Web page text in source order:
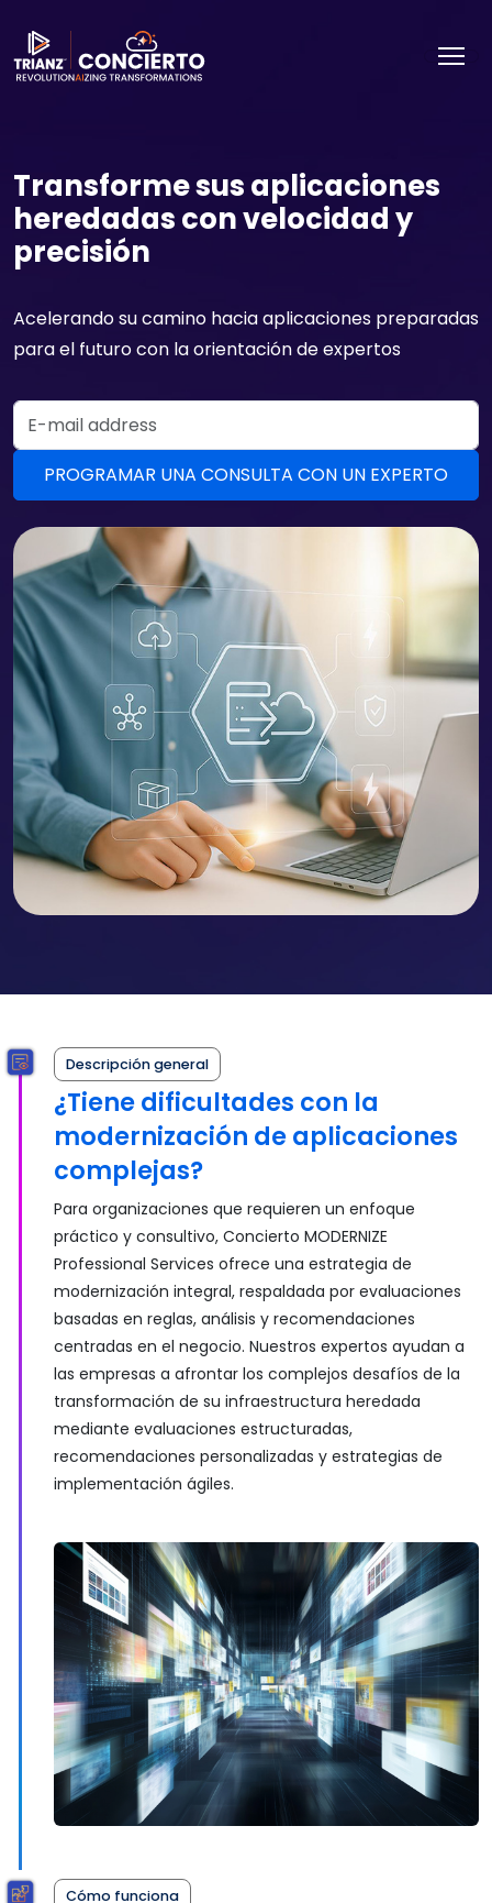
Transforme sus aplicaciones
heredadas con velocidad y
precisión
Acelerando su camino hacia aplicaciones preparadas
para el futuro con la orientación de expertos
PROGRAMAR UNA CONSULTA CON UN EXPERTO
Email Address
Descripción general
¿Tiene dificultades con la
modernización de aplicaciones
complejas?
Para organizaciones que requieren un enfoque
práctico y consultivo, Concierto MODERNIZE
Professional Services ofrece una estrategia de
modernización integral, respaldada por evaluaciones
basadas en reglas, análisis y recomendaciones
centradas en el negocio. Nuestros expertos ayudan a
las empresas a afrontar los complejos desafíos de la
transformación de su infraestructura heredada
mediante evaluaciones estructuradas,
recomendaciones personalizadas y estrategias de
implementación ágiles.
Cómo funciona